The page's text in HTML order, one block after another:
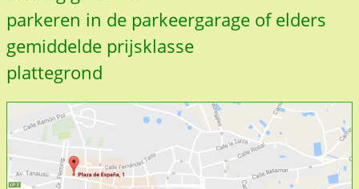
parkeren in de parkeergarage of elders
gemiddelde prijsklasse
plattegrond